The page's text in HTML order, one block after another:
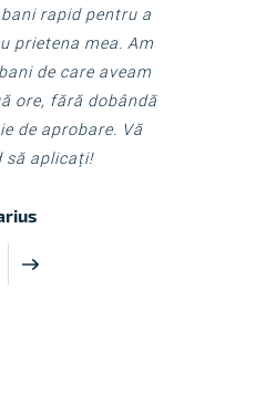
rapid pentru a
prietena mea. Am
de care aveam
ore, fără dobândă
de aprobare. Vă
să aplicați!